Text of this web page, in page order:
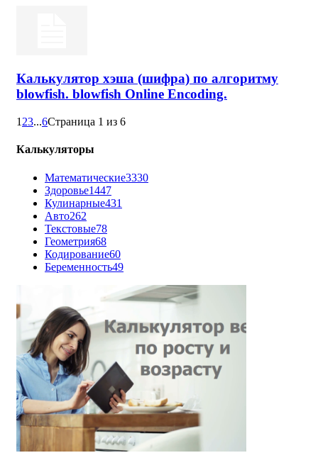
Калькулятор хэша (шифра) по алгоритму
blowfish. blowfish Online Encoding.
1 23...6Страница 1 из 6
Калькуляторы
Математические3330
Здоровье1447
Кулинарные431
Авто262
Текстовые78
Геометрия68
Кодирование60
Беременность49